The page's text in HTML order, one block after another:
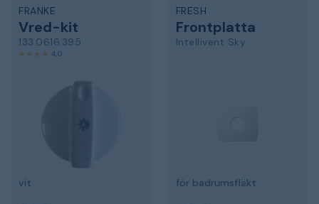
FRANKE
Vred-kit
133.0616.395
4,0
vit
FRESH
Frontplatta
Intellivent Sky
för badrumsfläkt